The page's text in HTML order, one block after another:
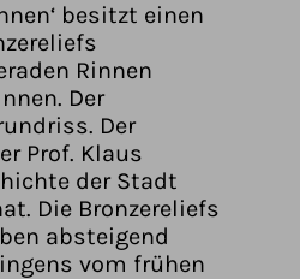
besitzt einen
Rinnen
Der
Der
Prof. Klaus
der Stadt
Die Bronzereliefs
absteigend
vom frühen